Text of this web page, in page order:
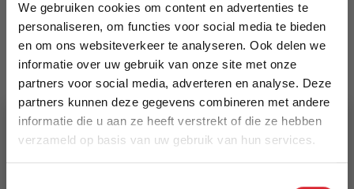
We gebruiken cookies om content en advertenties te
personaliseren, om functies voor social media te bieden
en om ons websiteverkeer te analyseren. Ook delen we
informatie over uw gebruik van onze site met onze
partners voor social media, adverteren en analyse. Deze
partners kunnen deze gegevens combineren met andere
informatie die u aan ze heeft verstrekt of die ze hebben
verzameld op basis van uw gebruik van hun services.
Levertijd
Informeer naar de actuele levertijd
Kleur
8255
Maat
240 x 340 cm